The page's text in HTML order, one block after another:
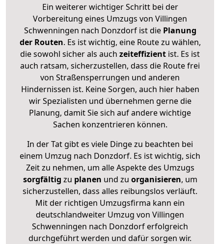
Ein weiterer wichtiger Schritt bei der
Vorbereitung eines Umzugs von Villingen
Schwenningen nach Donzdorf ist diePlanung
der Routen. Es ist wichtig, eine Route zu wählen,
die sowohl sicher als auch zeiteffizient ist. Es ist
auch ratsam, sicherzustellen, dass die Route frei
von Straßensperrungen und anderen
Hindernissen ist. Keine Sorgen, auch hier haben
wir Spezialisten und übernehmen gerne die
Planung, damit Sie sich auf andere wichtige
Sachen konzentrieren können.
In der Tat gibt es viele Dinge zu beachten bei
einem Umzug nach Donzdorf. Es ist wichtig, sich
Zeit zu nehmen, um alle Aspekte des Umzugs
sorgfältig zu planen und zu organisieren, um
sicherzustellen, dass alles reibungslos verläuft.
Mit der richtigen Umzugsfirma kann ein
deutschlandweiter Umzug von Villingen
Schwenningen nach Donzdorf erfolgreich
durchgeführt werden und dafür sorgen wir.